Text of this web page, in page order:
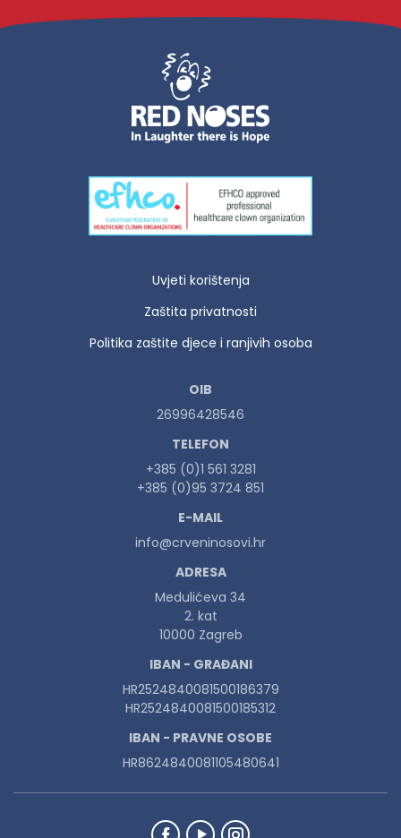
Uvjeti korištenja
Zaštita privatnosti
Politika zaštite djece i ranjivih osoba
OIB
26996428546
TELEFON
+385 (0)1 561 3281
+385 (0)95 3724 851
E-MAIL
info@crveninosovi.hr
ADRESA
Medulićeva 34
2. kat
10000 Zagreb
IBAN - GRAĐANI
HR2524840081500186379
HR2524840081500185312
IBAN - PRAVNE OSOBE
HR8624840081105480641